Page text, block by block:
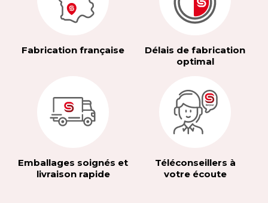
Fabrication française
Délais de fabrication
optimal
Emballages soignés et
livraison rapide
Téléconseillers à
votre écoute